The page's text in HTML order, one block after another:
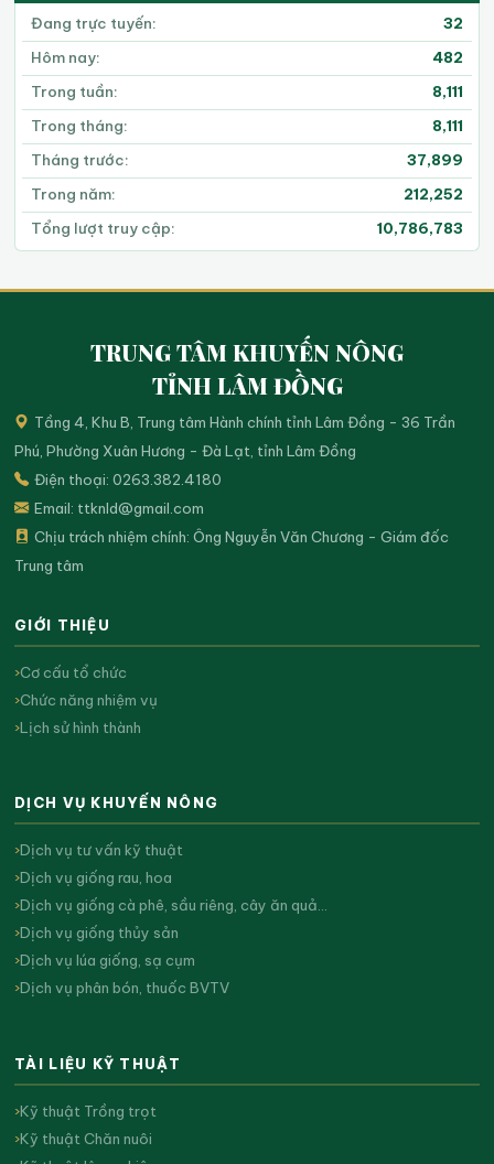
Đang trực tuyến:
32
Hôm nay:
482
Trong tuần:
8,111
Trong tháng:
8,111
Tháng trước:
37,899
Trong năm:
212,252
Tổng lượt truy cập:
10,786,783
TRUNG TÂM KHUYẾN NÔNG
TỈNH LÂM ĐỒNG
Tầng 4, Khu B, Trung tâm Hành chính tỉnh Lâm Đồng - 36 Trần
Phú, Phường Xuân Hương - Đà Lạt, tỉnh Lâm Đồng
Điện thoại: 0263.382.4180
Email: ttknld@gmail.com
Chịu trách nhiệm chính: Ông Nguyễn Văn Chương - Giám đốc
Trung tâm
GIỚI THIỆU
Cơ cấu tổ chức
Chức năng nhiệm vụ
Lịch sử hình thành
DỊCH VỤ KHUYẾN NÔNG
Dịch vụ tư vấn kỹ thuật
Dịch vụ giống rau, hoa
Dịch vụ giống cà phê, sầu riêng, cây ăn quả…
Dịch vụ giống thủy sản
Dịch vụ lúa giống, sạ cụm
Dịch vụ phân bón, thuốc BVTV
TÀI LIỆU KỸ THUẬT
Kỹ thuật Trồng trọt
Kỹ thuật Chăn nuôi